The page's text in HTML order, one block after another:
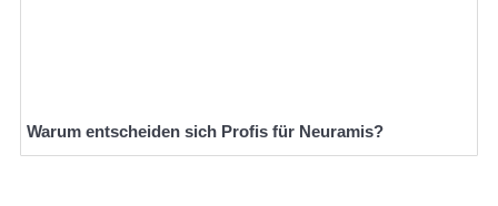
Warum entscheiden sich Profis für Neuramis?